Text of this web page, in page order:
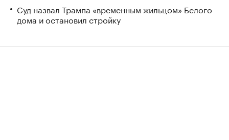
Суд назвал Трампа «временным жильцом» Белого
дома и остановил стройку